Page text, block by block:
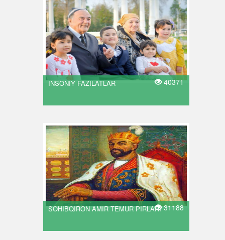
INSONIY FAZILATLAR 40371
SOHIBQIRON AMIR TEMUR PIRLARI31188